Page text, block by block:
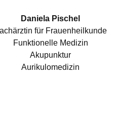
Daniela Pischel
für Frauenheilkunde
Funktionelle Medizin
Akupunktur
Aurikulomedizin